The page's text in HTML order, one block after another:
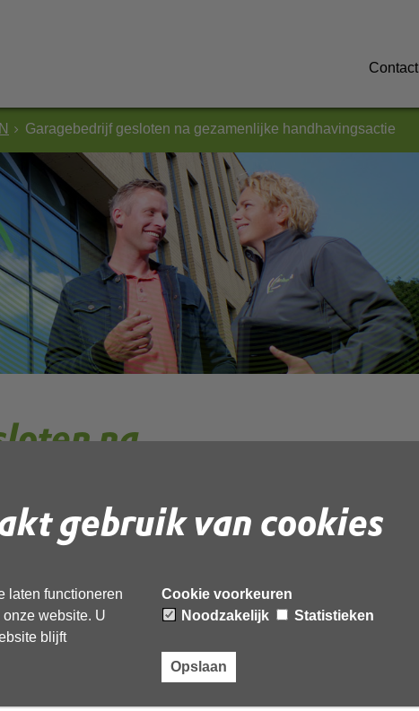
gebruik van cookies
laten functioneren
website. U
blijft
Cookie voorkeuren
Noodzakelijk
Statistieken
Opslaan
Contact
Garagebedrijf gesloten na gezamenlijke handhavingsactie
na
specialisten van de forensische opsporing, het
en de Omgevingsdienst Noord-Holland Noord (OD